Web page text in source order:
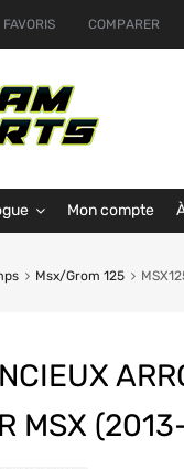
FAVORIS COMPARER
Mon compte
Msx/Grom 125
MSX